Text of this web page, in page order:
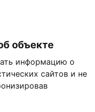
объекте
информацию о
сайтов и не